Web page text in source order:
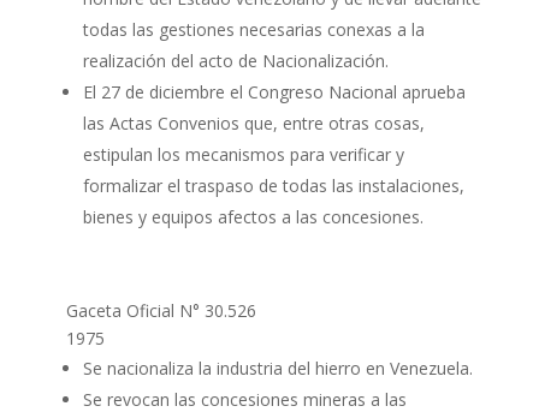
todas las gestiones necesarias conexas a la
realización del acto de Nacionalización.
El 27 de diciembre el Congreso Nacional aprueba
las Actas Convenios que, entre otras cosas,
estipulan los mecanismos para verificar y
formalizar el traspaso de todas las instalaciones,
bienes y equipos afectos a las concesiones.
Gaceta Oficial N° 30.526
1975
Se nacionaliza la industria del hierro en Venezuela.
Se revocan las concesiones mineras a las